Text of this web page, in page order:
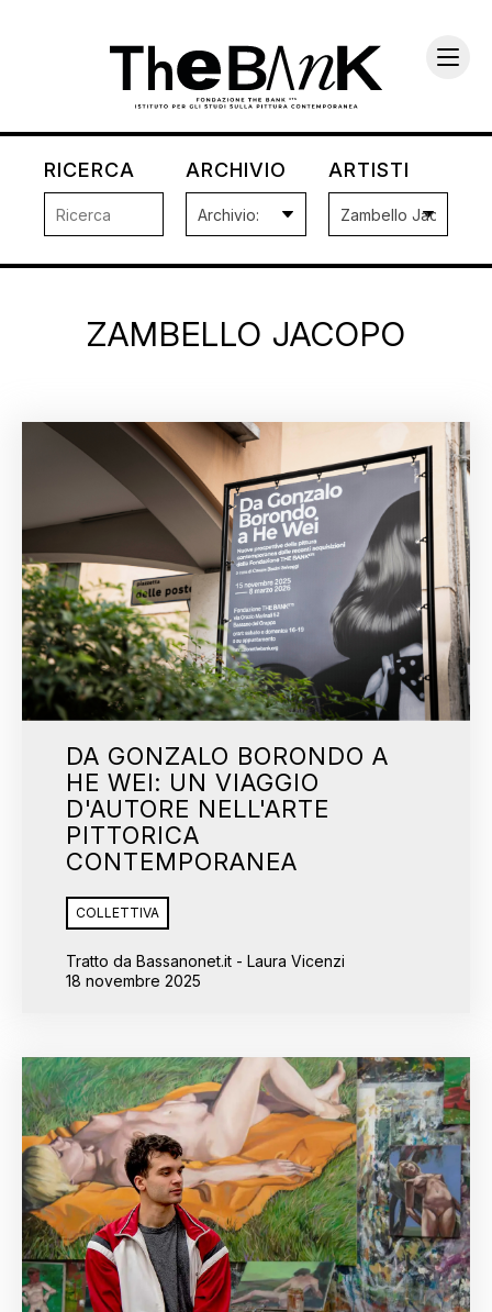
RICERCA ARCHIVIO ARTISTI
ZAMBELLO JACOPO
DA GONZALO BORONDO A
HE WEI: UN VIAGGIO
D'AUTORE NELL'ARTE
PITTORICA
CONTEMPORANEA
COLLETTIVA
Tratto da Bassanonet.it - Laura Vicenzi
18 novembre 2025